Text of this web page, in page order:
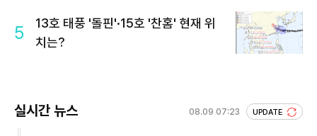
5
13호 태풍 '돌핀'·15호 '찬홈' 현재 위
치는?
실시간 뉴스 08.09 07:23 UPDATE